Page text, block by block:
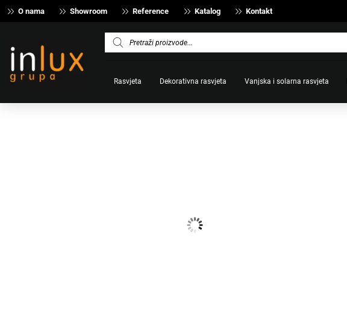
O nama Showroom Reference Katalog Kontakt
Products
search
Rasvjeta Dekorativna rasvjeta Vanjska i solarna rasvjeta